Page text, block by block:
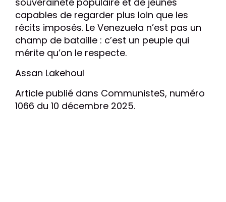
capables de regarder plus loin que les
récits imposés. Le Venezuela n’est pas un
champ de bataille : c’est un peuple qui
mérite qu’on le respecte.
Assan Lakehoul
Article publié dans CommunisteS, numéro
1066 du 10 décembre 2025.